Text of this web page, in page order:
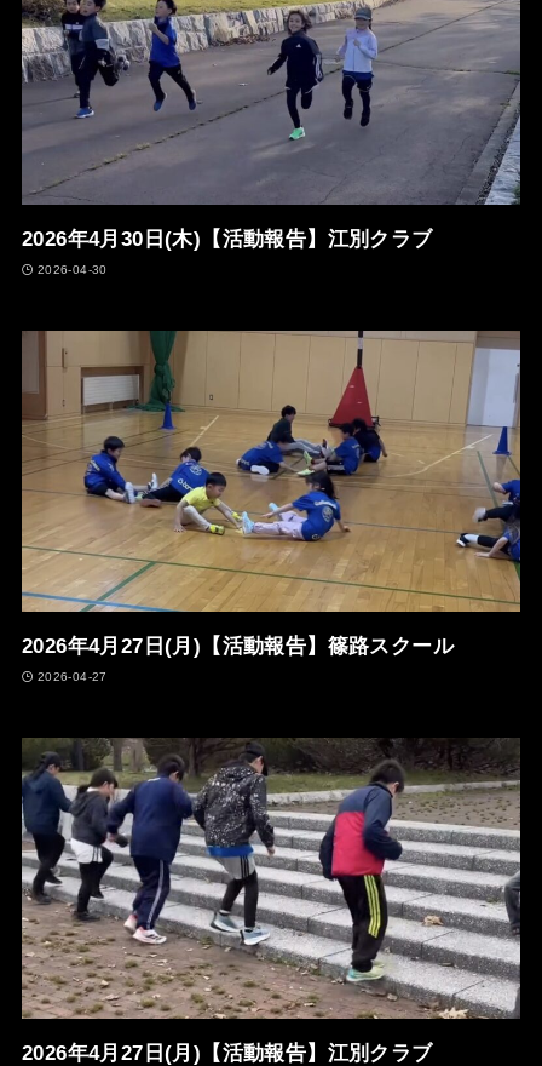
2026年4月30日(木)【活動報告】江別クラブ
2026-04-30
2026年4月27日(月)【活動報告】篠路スクール
2026-04-27
2026年4月27日(月)【活動報告】江別クラブ